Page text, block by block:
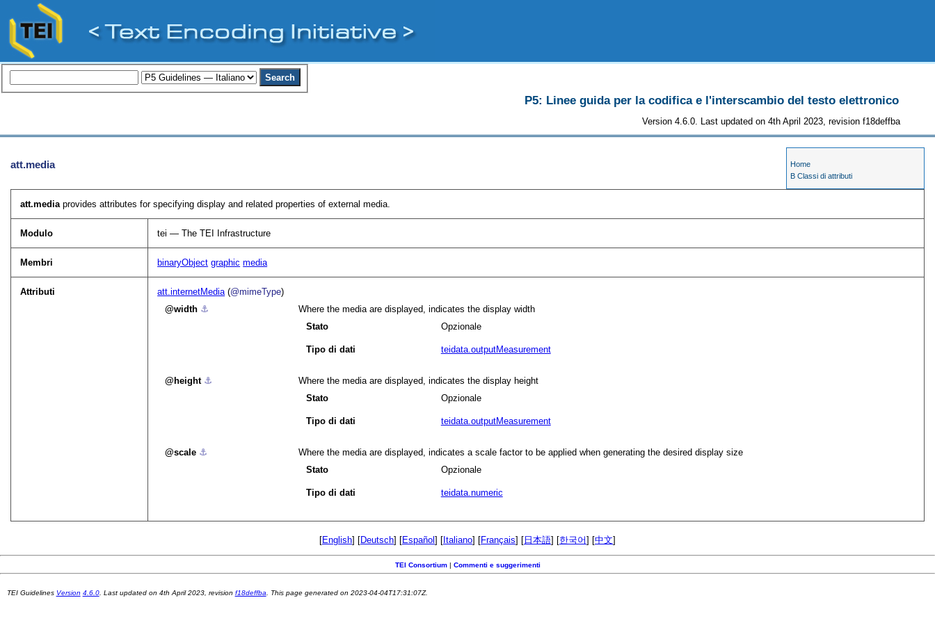
P5: Linee guida per la codifica e l'interscambio del testo elettronico
Version 4.6.0. Last updated on 4th April 2023, revision f18deffba
Home
B Classi di attributi
att.media
att.media provides attributes for specifying display and related properties of external media.
Modulo tei — The TEI Infrastructure
Membri binaryObject graphic media
Attributi att.internetMedia (@mimeType)
width ⚓︎
Where the media are displayed, indicates the display width
Stato
Opzionale
Tipo di dati teidata.outputMeasurement
height ⚓︎
Where the media are displayed, indicates the display height
Stato
Opzionale
Tipo di dati teidata.outputMeasurement
scale ⚓︎
Where the media are displayed, indicates a scale factor to be applied when generating the desired display size
Stato
Opzionale
Tipo di dati teidata.numeric
[English] [Deutsch] [Español] [Italiano] [Français] [日本語] [한국어] [中文]
TEI Consortium| Commenti e suggerimenti
TEI Guidelines Version 4.6.0. Last updated on 4th April 2023, revision f18deffba . This page generated on 2023-04-04T17:31:07Z.